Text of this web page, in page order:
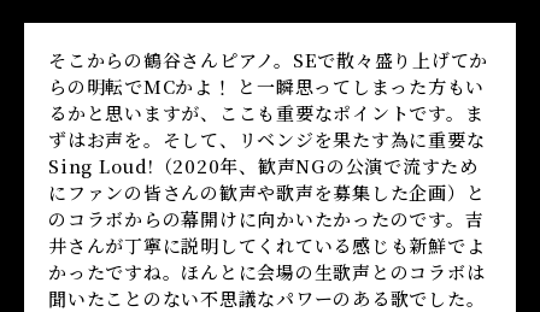
そこからの鶴谷さんピアノ。SEで散々盛り上げてか
らの明転でMCかよ！ と一瞬思ってしまった方もい
るかと思いますが、ここも重要なポイントです。ま
ずはお声を。そして、リベンジを果たす為に重要な
Sing Loud!（2020年、歓声NGの公演で流すため
にファンの皆さんの歓声や歌声を募集した企画）と
のコラボからの幕開けに向かいたかったのです。吉
井さんが丁寧に説明してくれている感じも新鮮でよ
かったですね。ほんとに会場の生歌声とのコラボは
聞いたことのない不思議なパワーのある歌でした。